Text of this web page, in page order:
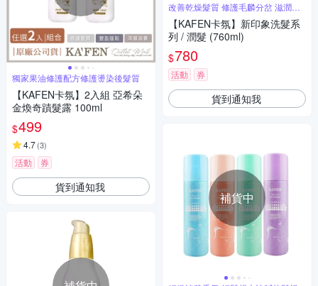
獨家果油修護配方修護燙染後髮質
【KAFEN卡氛】2入組 亞希朵
金煥奇蹟髮露 100ml
$499
4.7(3)
活動 券
貨到通知我
改善乾燥髮質 修護毛麟分岔 滋潤秀
髮
【KAFEN卡氛】新印象洗髮系
列 / 潤髮 (760ml)
$780
活動 券
貨到通知我
補貨中